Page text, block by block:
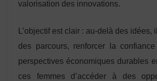
valorisation des innovations.
L’objectif est clair : au-delà des idées,
des parcours, renforcer la
perspectives économiques durables
ces femmes d’accéder à des